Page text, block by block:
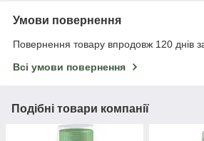
Умови повернення
Повернення товару впродовж 120 днів
Всі умови повернення
Подібні товари компанії